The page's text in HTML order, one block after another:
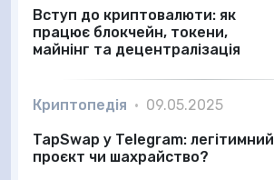
Вступ до криптовалюти: як
працює блокчейн, токени,
майнінг та децентралізація
Криптопедія • 09.05.2025
TapSwap у Telegram: легітимний
проєкт чи шахрайство?